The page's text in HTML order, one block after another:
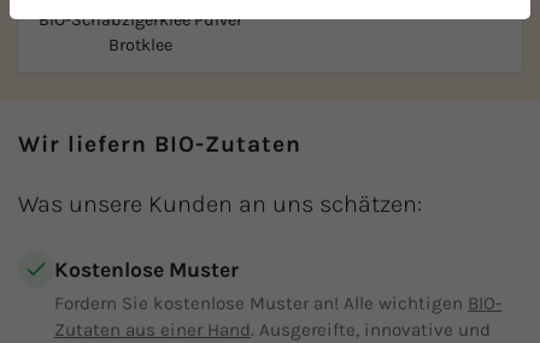
BIO-Schabzigerklee Pulver
Brotklee
Wir liefern BIO-Zutaten
Was unsere Kunden an uns schätzen:
Kostenlose Muster
Fordern Sie kostenlose Muster an! Alle wichtigen BIO-
Zutaten aus einer Hand. Ausgereifte, innovative und